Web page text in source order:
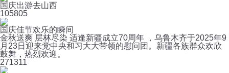
国庆出游去山西
105805
国庆佳节欢乐的瞬间
金秋送爽 层林尽染 适逢新疆成立70周年 ，乌鲁木齐于2025年9
月23日迎来党中央和习大大带领的慰问团。新疆各族群众欢欣
鼓舞，热烈欢迎。
271311